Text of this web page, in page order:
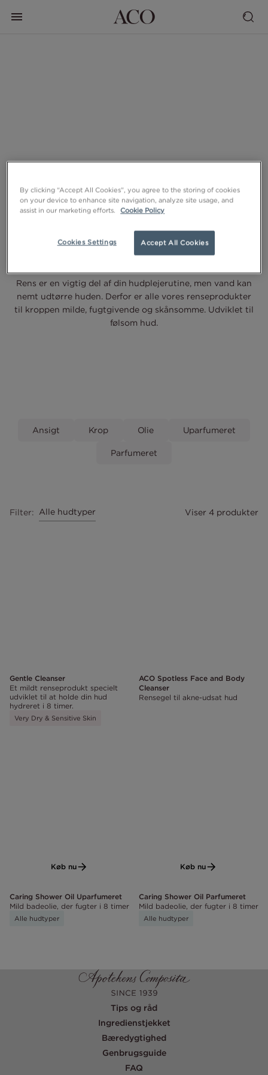
RENS
Rens er en vigtig del af din hudplejerutine, men vand kan
nemt udtørre huden. Derfor er alle vores renseprodukter
til kroppen milde, fugtgivende og skånsomme. Udviklet til
følsom hud.
Ansigt Krop Olie Uparfumeret
Parfumeret
Filter: Alle hudtyper Viser 4 produkter
Gentle Cleanser
Et mildt renseprodukt specielt
udviklet til at holde din hud
hydreret i 8 timer.
Very Dry & Sensitive Skin
ACO Spotless Face and Body
Cleanser
Rensegel til akne-udsat hud
Køb nu
Caring Shower Oil Uparfumeret
Mild badeolie, der fugter i 8 timer
Alle hudtyper
Køb nu
Caring Shower Oil Parfumeret
Mild badeolie, der fugter i 8 timer
Alle hudtyper
Tips og råd
Ingredienstjekket
Bæredygtighed
Genbrugsguide
FAQ
By clicking “Accept All Cookies”, you agree to the storing of cookies
on your device to enhance site navigation, analyze site usage, and
assist in our marketing efforts.
Cookie Policy
Cookies Settings Accept All Cookies